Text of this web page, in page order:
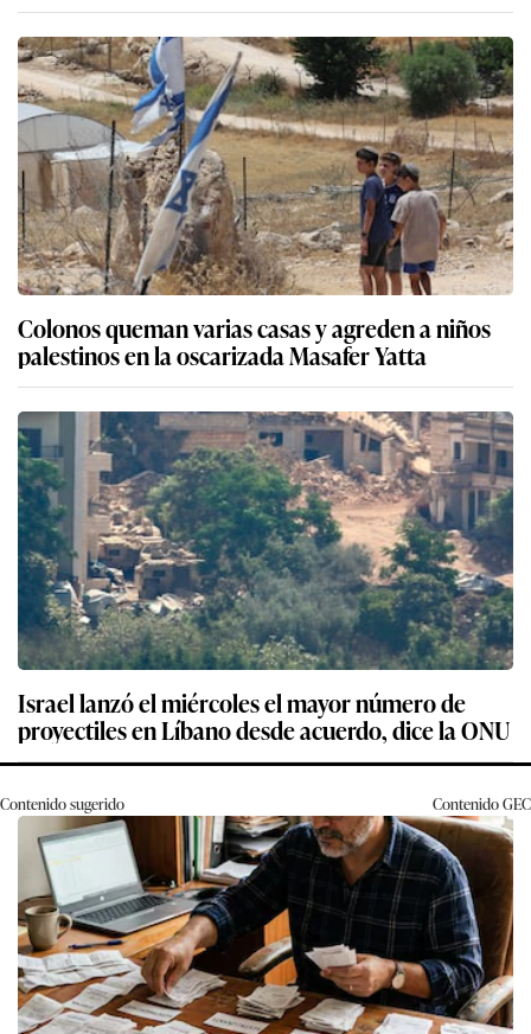
Colonos queman varias casas y agreden a niños
palestinos en la oscarizada Masafer Yatta
Israel lanzó el miércoles el mayor número de
proyectiles en Líbano desde acuerdo, dice la ONU
Contenido sugerido ContenidoGEC